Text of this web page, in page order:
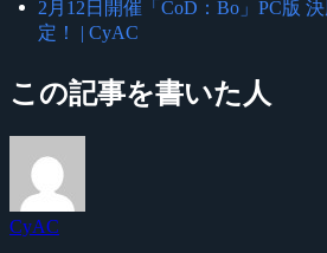
2月12日開催「CoD：Bo」PC版
定！ | CyAC
この記事を書いた人
CyAC